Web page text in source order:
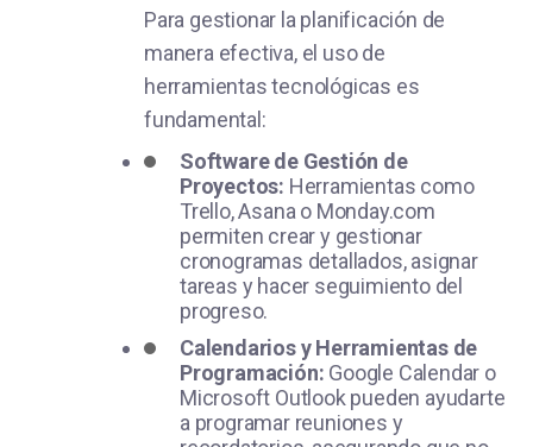
Para gestionar la planificación de
manera efectiva, el uso de
herramientas tecnológicas es
fundamental:
Software de Gestión de
Proyectos: Herramientas como
Trello, Asana o Monday.com
permiten crear y gestionar
cronogramas detallados, asignar
tareas y hacer seguimiento del
progreso.
Calendarios y Herramientas de
Programación: Google Calendar o
Microsoft Outlook pueden ayudarte
a programar reuniones y